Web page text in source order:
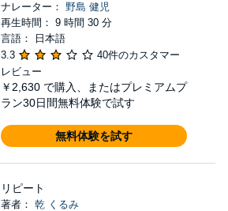
ナレーター： 野島 健児
再生時間： 9 時間 30 分
言語： 日本語
3.3
40件のカスタマー
レビュー
￥2,630 で購入、またはプレミアムプ
ラン30日間無料体験で試す
無料体験を試す
リピート
著者： 乾 くるみ